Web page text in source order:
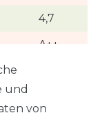
4,7
A++
und
von